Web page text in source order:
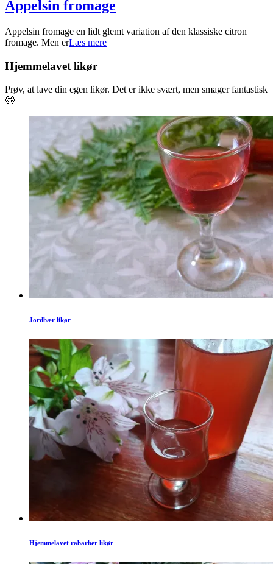
Appelsin fromage
2025-
01-
Appelsin fromage en lidt glemt variation af den klassiske citron
fromage. Men erLæs mere
Hjemmelavet likør
Prøv, at lave din egen likør. Det er ikke svært, men smager fantastisk
🤩
Jordbær likør
Hjemmelavet rabarber likør